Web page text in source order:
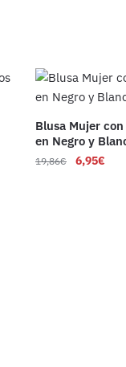
Blusa Mujer
en Negro y
19,86€ 6,95€